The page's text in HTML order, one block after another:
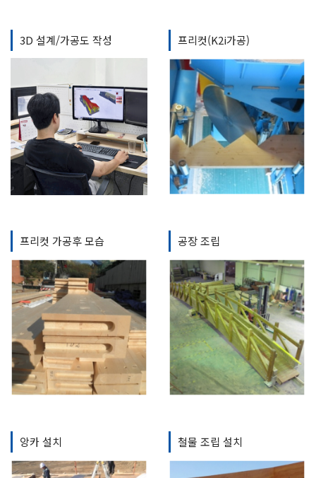
3D 설계/가공도 작성 프리컷(K2i가공)
프리컷 가공후 모습 공장 조립
앙카 설치 철물 조립 설치